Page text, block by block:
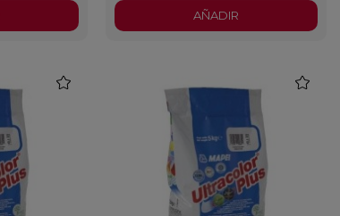
AÑADIR
favorite